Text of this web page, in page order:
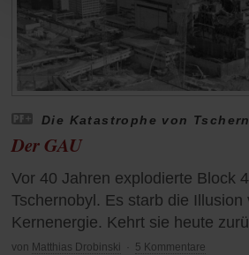
Die Katastrophe von
Der GAU
Vor 40 Jahren explodierte Block
Tschernobyl. Es starb die Illusion
Kernenergie. Kehrt sie heute
von Matthias Drobinski 5 Kommentare